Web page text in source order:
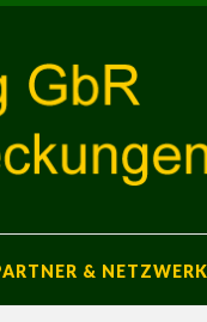
& NETZWERK